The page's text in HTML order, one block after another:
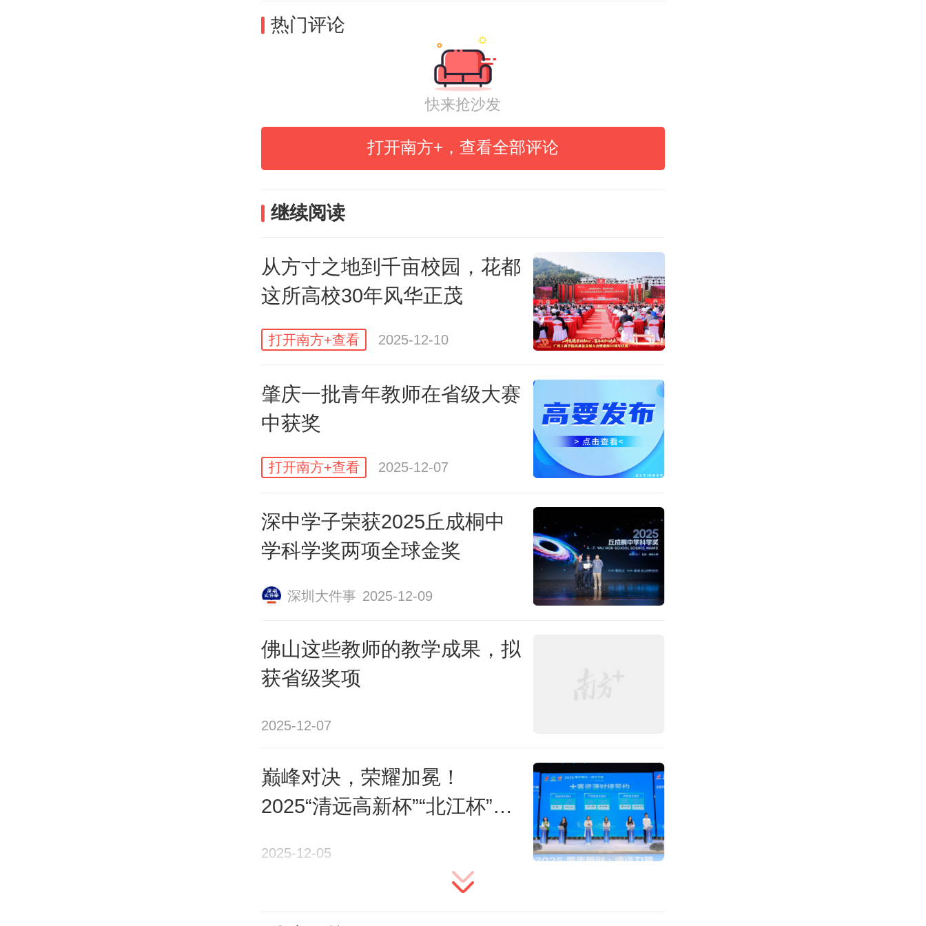
院的梁嘉伟、中山市技师学院的魏海翔等7名老
黄炎培职业教育奖由中华职业教育社创立于
2007年，每两年评选一次，是中国职业教育的
想，树立职业教育先进典型，引导和推动职业
南方+记者 马瑞婕 谢望海
转载
编辑 王露纯 冯颖妍
校对 胡柔群
本文作者
南方日报、南方+时政新闻
联系TA
谢望海
南方日报、南方+时政新闻
热门评论
快来抢沙发
打开南方+，查看全部评论
继续阅读
从方寸之地到千亩校园，花都
这所高校30年风华正茂
打开南方+查看 2025-12-10
肇庆一批青年教师在省级大赛
中获奖
打开南方+查看 2025-12-07
深中学子荣获2025丘成桐中
学科学奖两项全球金奖
深圳大件事 2025-12-09
佛山这些教师的教学成果，拟
获省级奖项
2025-12-07
巅峰对决，荣耀加冕！
2025“清远高新杯”“北江杯”创
2025-12-05